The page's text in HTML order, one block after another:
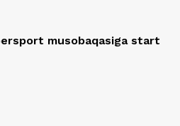
musobaqasiga start